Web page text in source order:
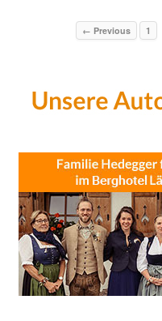
← Previous 1